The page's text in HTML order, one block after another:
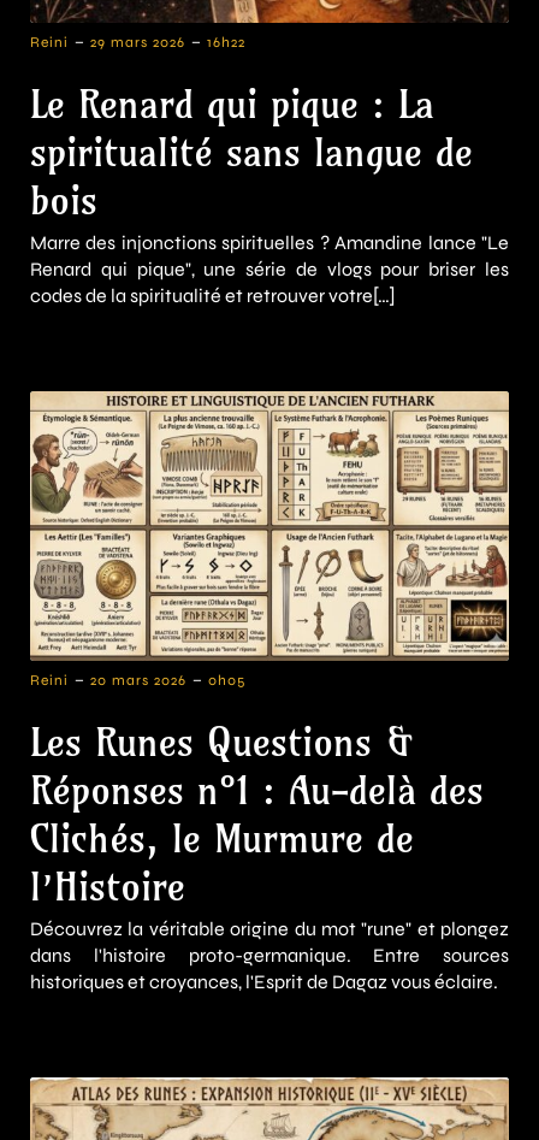
Reini - 29 mars 2026 - 16h22
Le Renard qui pique : La
spiritualité sans langue de
bois
Marre des injonctions spirituelles ? Amandine lance "Le
Renard qui pique", une série de vlogs pour briser les
codes de la spiritualité et retrouver votre[…]
Reini - 20 mars 2026 - 0h05
Les Runes Questions &
Réponses n°1 : Au-delà des
Clichés, le Murmure de
l’Histoire
Découvrez la véritable origine du mot "rune" et plongez
dans l'histoire proto-germanique. Entre sources
historiques et croyances, l'Esprit de Dagaz vous éclaire.